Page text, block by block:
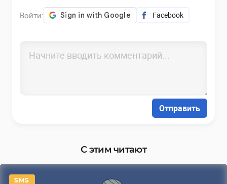
Войти: Facebook
Отправить
С этим читают
SMS